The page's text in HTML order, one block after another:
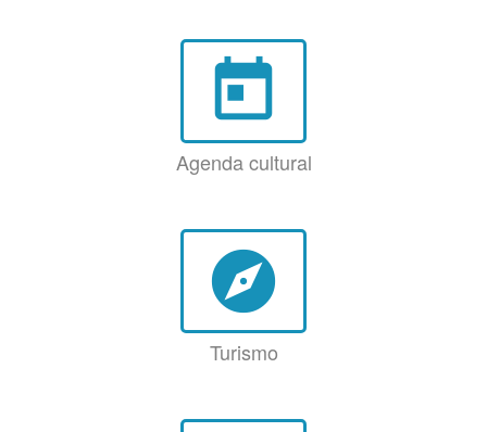
today
Agenda cultural
explore
Turismo